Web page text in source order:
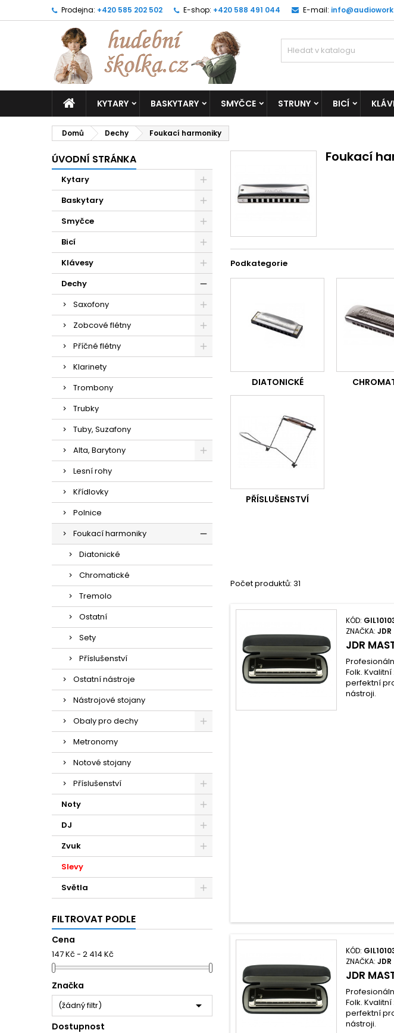
Prodejna: +420 585 202 502 E-shop: +420 588 491 044 E-mail:
KYTARY BASKYTARY SMYČCE STRUNY BICÍ
Domů Dechy Foukací harmoniky
ÚVODNÍ STRÁNKA
Kytary
Baskytary
Smyčce
Bicí
Klávesy
Dechy
Saxofony
Zobcové flétny
Příčné flétny
Klarinety
Trombony
Trubky
Tuby, Suzafony
Alta, Barytony
Lesní rohy
Křídlovky
Polnice
Foukací harmoniky
Diatonické
Chromatické
Tremolo
Ostatní
Sety
Příslušenství
Ostatní nástroje
Nástrojové stojany
Obaly pro dechy
Metronomy
Notové stojany
Příslušenství
Noty
DJ
Zvuk
Slevy
Světla
FILTROVAT PODLE
Cena
147 Kč - 2 414 Kč
Značka
(žádný filtr) 
Dostupnost
Foukací
Podkategorie
DIATONICKÉ
PŘÍSLUŠENSTVÍ
Počet produktů: 31
KÓD:
ZNAČKA:JDR
JDR
Folk.
perfektní
nástroji.
KÓD:
ZNAČKA:JDR
JDR
Folk.
perfektní
nástroji.